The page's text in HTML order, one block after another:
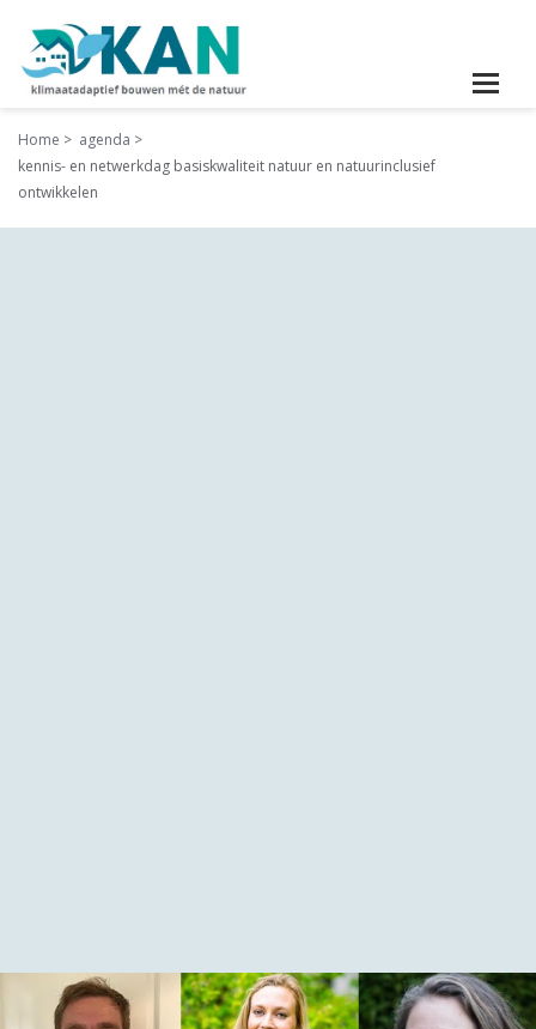
Home
agenda
kennis- en netwerkdag basiskwaliteit natuur en natuurinclusief
ontwikkelen